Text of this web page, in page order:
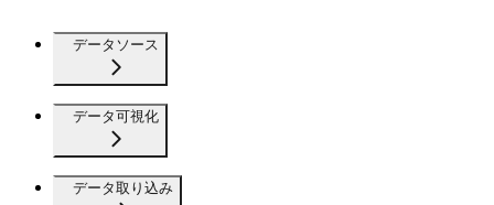
データソース
データ可視化
データ取り込み